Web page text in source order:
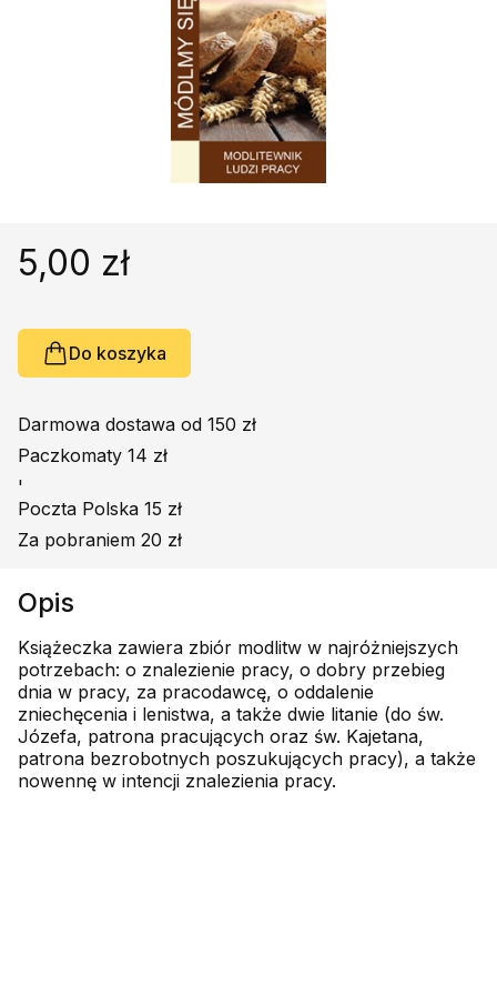
Książki obcojęzyczne
Poradniki, leksykony...
Podręczniki szkolne
Promocja
5,00 zł
Do koszyka
Darmowa dostawa od 150 zł
Paczkomaty 14 zł
'
Poczta Polska 15 zł
Za pobraniem 20 zł
Opis
Książeczka zawiera zbiór modlitw w najróżniejszych
potrzebach: o znalezienie pracy, o dobry przebieg
dnia w pracy, za pracodawcę, o oddalenie
zniechęcenia i lenistwa, a także dwie litanie (do św.
Józefa, patrona pracujących oraz św. Kajetana,
patrona bezrobotnych poszukujących pracy), a także
nowennę w intencji znalezienia pracy.